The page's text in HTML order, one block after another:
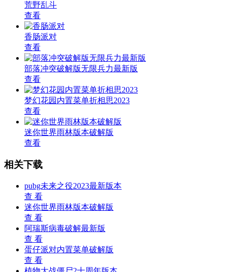
荒野乱斗
查看
香肠派对
查看
部落冲突破解版无限兵力最新版
查看
梦幻花园内置菜单折相思2023
查看
迷你世界雨林版本破解版
查看
相关下载
pubg未来之役2023最新版本
查 看
迷你世界雨林版本破解版
查 看
阿瑞斯病毒破解最新版
查 看
蛋仔派对内置菜单破解版
查 看